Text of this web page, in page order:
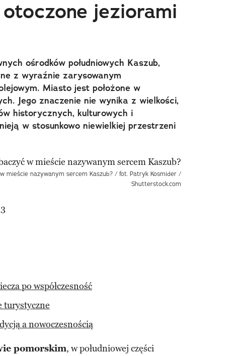
jeziorami
ośrodków południowych Kaszub,
z wyraźnie zarysowanym
Miasto jest położone w
Jego znaczenie nie wynika z wielkości,
historycznych, kulturowych i
w stosunkowo niewielkiej przestrzeni
mieście nazywanym sercem Kaszub? / fot. Patryk Kosmider /
Shutterstock.com
po współczesność
turystyczne
a nowoczesnością
pomorskim, w południowej części